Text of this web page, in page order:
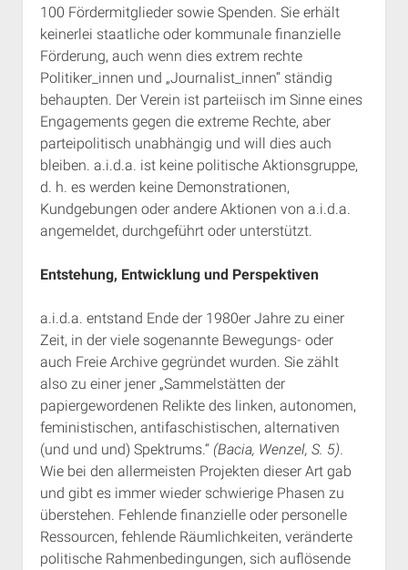
100 Fördermitglieder sowie Spenden. Sie erhält
keinerlei staatliche oder kommunale finanzielle
Förderung, auch wenn dies extrem rechte
Politiker_innen und „Journalist_innen“ ständig
behaupten. Der Verein ist parteiisch im Sinne eines
Engagements gegen die extreme Rechte, aber
parteipolitisch unabhängig und will dies auch
bleiben. a.i.d.a. ist keine politische Aktionsgruppe,
d. h. es werden keine Demonstrationen,
Kundgebungen oder andere Aktionen von a.i.d.a.
angemeldet, durchgeführt oder unterstützt.
Entstehung, Entwicklung und Perspektiven
a.i.d.a. entstand Ende der 1980er Jahre zu einer
Zeit, in der viele sogenannte Bewegungs- oder
auch Freie Archive gegründet wurden. Sie zählt
also zu einer jener „Sammelstätten der
papiergewordenen Relikte des linken, autonomen,
feministischen, antifaschistischen, alternativen
(und und und) Spektrums.“ (Bacia, Wenzel, S. 5)
Wie bei den allermeisten Projekten dieser Art gab
und gibt es immer wieder schwierige Phasen zu
überstehen. Fehlende finanzielle oder personelle
Ressourcen, fehlende Räumlichkeiten, veränderte
politische Rahmenbedingungen, sich auflösende